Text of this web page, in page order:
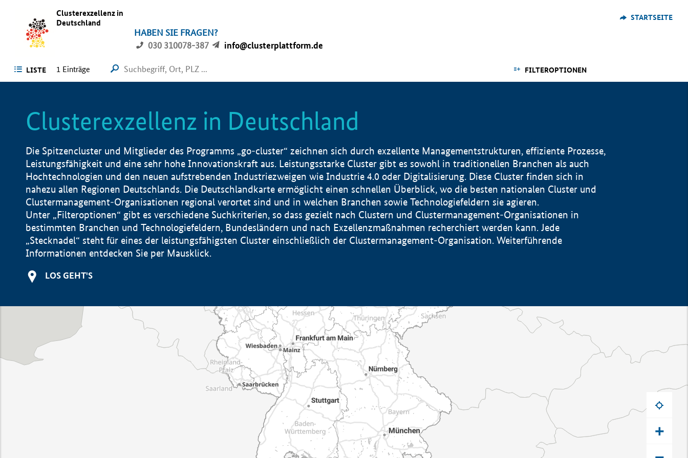
Clusterexzellenz in
Deutschland
HABEN SIE FRAGEN?
030 310078-387
info@clusterplattform.de
STARTSEITE
LISTE FILTEROPTIONEN
1 Einträge
Clusterexzellenz in Deutschland
Die Spitzencluster und Mitglieder des Programms „go-cluster“ zeichnen sich durch exzellente Managementstrukturen, effiziente Prozesse,
Leistungsfähigkeit und eine sehr hohe Innovationskraft aus. Leistungsstarke Cluster gibt es sowohl in traditionellen Branchen als auch
Hochtechnologien und den neuen aufstrebenden Industriezweigen wie Industrie 4.0 oder Digitalisierung. Diese Cluster finden sich in
nahezu allen Regionen Deutschlands. Die Deutschlandkarte ermöglicht einen schnellen Überblick, wo die besten nationalen Cluster und
Clustermanagement-Organisationen regional verortet sind und in welchen Branchen sowie Technologiefeldern sie agieren.
Unter „Filteroptionen“ gibt es verschiedene Suchkriterien, so dass gezielt nach Clustern und Clustermanagement-Organisationen in
bestimmten Branchen und Technologiefeldern, Bundesländern und nach Exzellenzmaßnahmen recherchiert werden kann. Jede
„Stecknadel“ steht für eines der leistungsfähigsten Cluster einschließlich der Clustermanagement-Organisation. Weiterführende
Informationen entdecken Sie per Mausklick.
LOS GEHT'S
+